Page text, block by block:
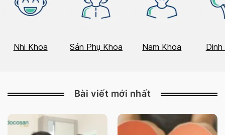
Nhi Khoa Sản Phụ Khoa Nam Khoa Dinh
Bài viết mới nhất